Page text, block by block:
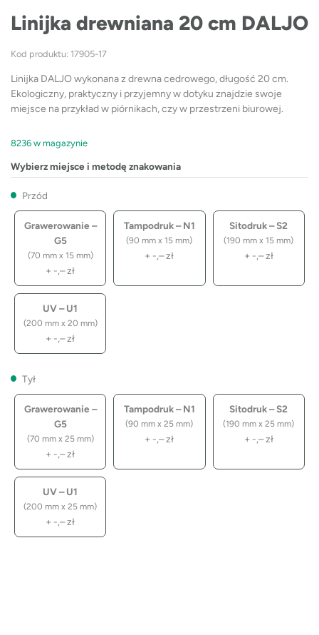
Linijka drewniana 20 cm DALJO
Kod produktu: 17905-17
Linijka DALJO wykonana z drewna cedrowego, długość 20 cm.
Ekologiczny, praktyczny i przyjemny w dotyku znajdzie swoje
miejsce na przykład w piórnikach, czy w przestrzeni biurowej.
8236 w magazynie
Wybierz miejsce i metodę znakowania
Przód
Grawerowanie –
G5
(70 mm x 15 mm)
+ -,–zł
Tampodruk – N1
(90 mm x 15 mm)
+ -,–zł
Sitodruk – S2
(190 mm x 15 mm)
+ -,–zł
UV – U1
(200 mm x 20 mm)
+ -,–zł
Tył
Grawerowanie –
G5
(70 mm x 25 mm)
+ -,–zł
Tampodruk – N1
(90 mm x 25 mm)
+ -,–zł
Sitodruk – S2
(190 mm x 25 mm)
+ -,–zł
UV – U1
(200 mm x 25 mm)
+ -,–zł